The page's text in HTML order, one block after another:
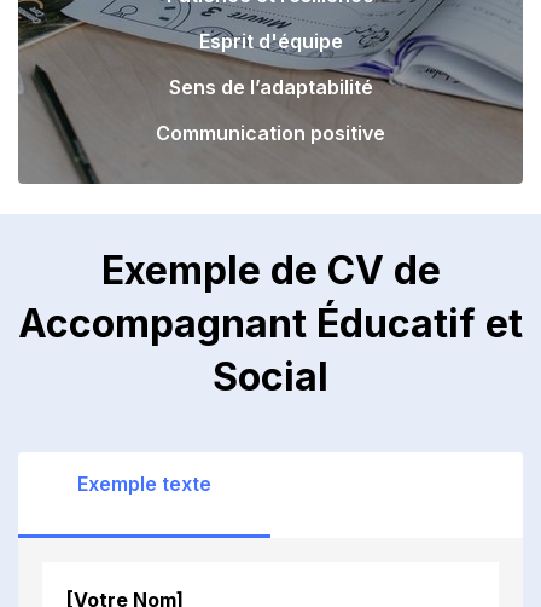
Esprit d'équipe
Sens de l’adaptabilité
Communication positive
Exemple de CV de
Accompagnant Éducatif et
Social
Exemple texte
[Votre Nom]